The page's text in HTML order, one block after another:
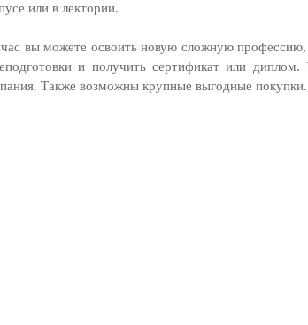
или в лектории.
вы можете освоить новую сложную
и получить сертификат или
Также возможны крупные выгодные покупки.